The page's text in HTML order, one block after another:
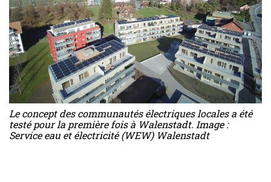
Le concept des communautés électriques locales a été
testé pour la première fois à Walenstadt. Image :
Service eau et électricité (WEW) Walenstadt